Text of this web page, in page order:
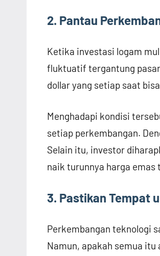
2. Pantau
Ketika investasi logam
fluktuatif tergantung
dollar yang setiap saat
Menghadapi kondisi
setiap perkembangan.
Selain itu, investor
naik turunnya harga emas
3. Pastikan Tempat
Perkembangan teknologi
Namun, apakah semua